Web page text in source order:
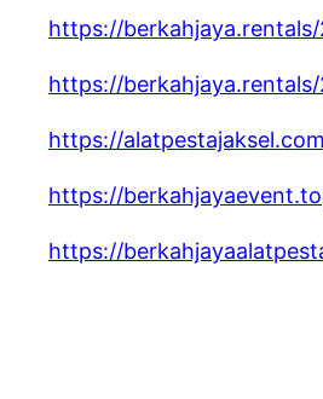
https://
https://
https://
https://
https://